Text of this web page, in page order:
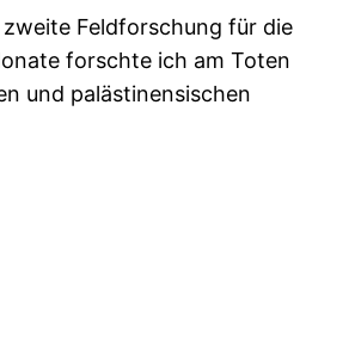
Feldforschung für die
forschte ich am Toten
und palästinensischen